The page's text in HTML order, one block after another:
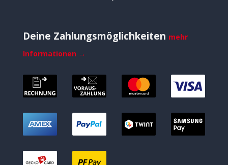
Deine Zahlungsmöglichkeiten mehr
Informationen →